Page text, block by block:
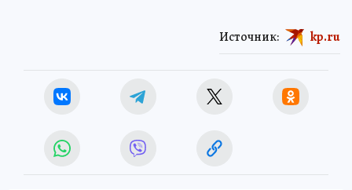
Источник: kp.ru